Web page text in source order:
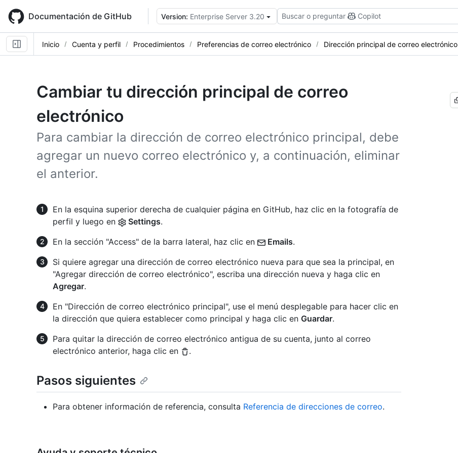
main
content
Documentación de GitHub Version: Enterprise Server 3.20 Buscar o preguntar Copilot
Inicio Cuenta y perfil Procedimientos Preferencias de correo electrónico Dirección principal de correo electrónico
Cambiar tu dirección principal de correo
electrónico
Para cambiar la dirección de correo electrónico principal, debe
agregar un nuevo correo electrónico y, a continuación, eliminar
el anterior.
En la esquina superior derecha de cualquier página en GitHub, haz clic en la fotografía de
perfil y luego en
Settings.
En la sección "Access" de la barra lateral, haz clic en
Emails.
Si quiere agregar una dirección de correo electrónico nueva para que sea la principal, en
"Agregar dirección de correo electrónico", escriba una dirección nueva y haga clic en
Agregar.
En "Dirección de correo electrónico principal", use el menú desplegable para hacer clic en
la dirección que quiera establecer como principal y haga clic en Guardar.
Para quitar la dirección de correo electrónico antigua de su cuenta, junto al correo
electrónico anterior, haga clic en
.
Pasos siguientes
Para obtener información de referencia, consulta Referencia de direcciones de correo.